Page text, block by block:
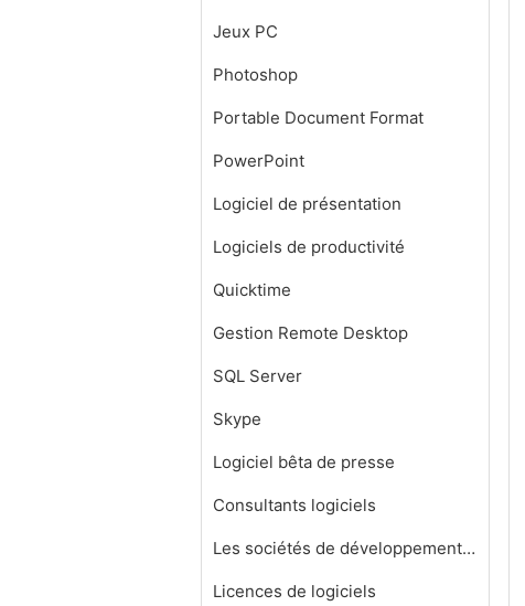
Jeux PC
Photoshop
Portable Document Format
PowerPoint
Logiciel de présentation
Logiciels de productivité
Quicktime
Gestion Remote Desktop
SQL Server
Skype
Logiciel bêta de presse
Consultants logiciels
Les sociétés de développement de logiciels
Licences de logiciels